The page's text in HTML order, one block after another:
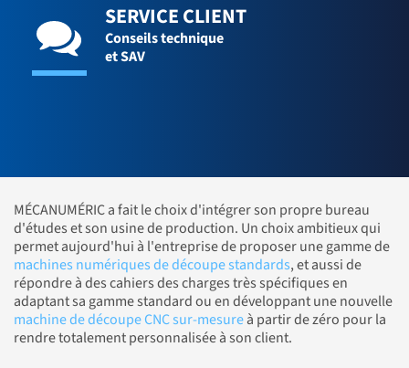
SERVICE CLIENT
Conseils technique
et SAV
MÉCANUMÉRIC a fait le choix d'intégrer son propre bureau
d'études et son usine de production. Un choix ambitieux qui
permet aujourd'hui à l'entreprise de proposer une gamme de
machines numériques de découpe standards, et aussi de
répondre à des cahiers des charges très spécifiques en
adaptant sa gamme standard ou en développant une nouvelle
machine de découpe CNC sur-mesureà partir de zéro pour la
rendre totalement personnalisée à son client.